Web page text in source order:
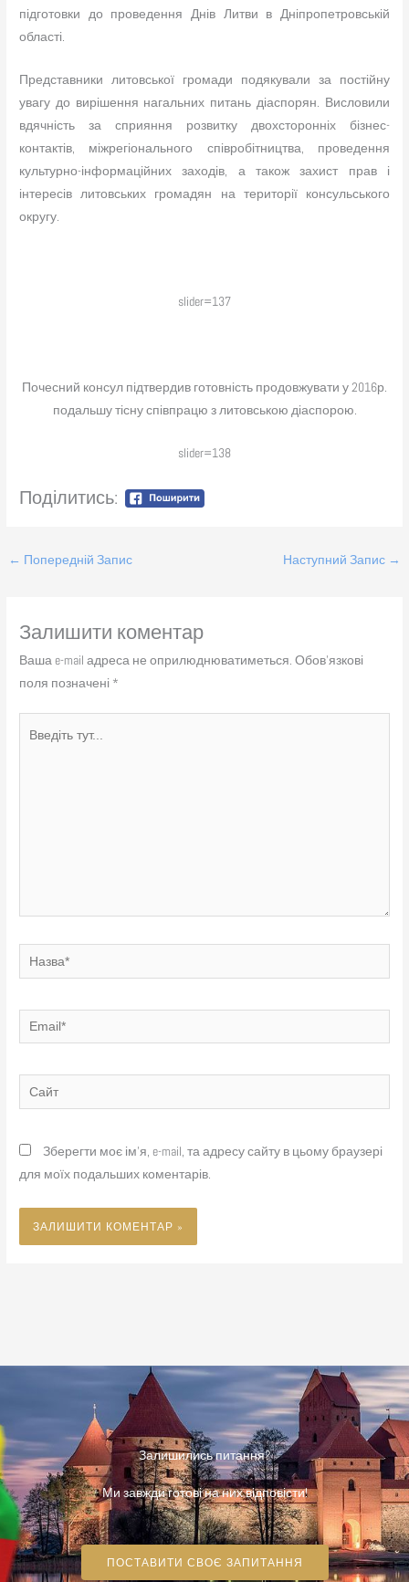
підготовки до проведення Днів Литви в Дніпропетровській
області.
Представники литовської громади подякували за постійну
увагу до вирішення нагальних питань діаспорян. Висловили
вдячність за сприяння розвитку двохсторонніх бізнес-
контактів, міжрегіонального співробітництва, проведення
культурно-інформаційних заходів, а також захист прав і
інтересів литовських громадян на території консульського
округу.
slider=137
Почесний консул підтвердив готовність продовжувати у 2016р.
подальшу тісну співпрацю з литовською діаспорою.
slider=138
Поділитись:
← Попередній Запис Наступний Запис →
Залишити коментар
Ваша e-mail адреса не оприлюднюватиметься. Обов’язкові
поля позначені *
Назва*
Email*
Сайт
Зберегти моє ім'я, e-mail, та адресу сайту в цьому браузері
для моїх подальших коментарів.
Залишились питання?
Ми завжди готові на них відповісти!
ПОСТАВИТИ СВОЄ ЗАПИТАННЯ